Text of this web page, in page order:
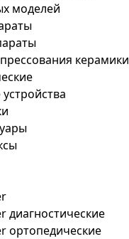
моделей
керамики
диагностические
ортопедические